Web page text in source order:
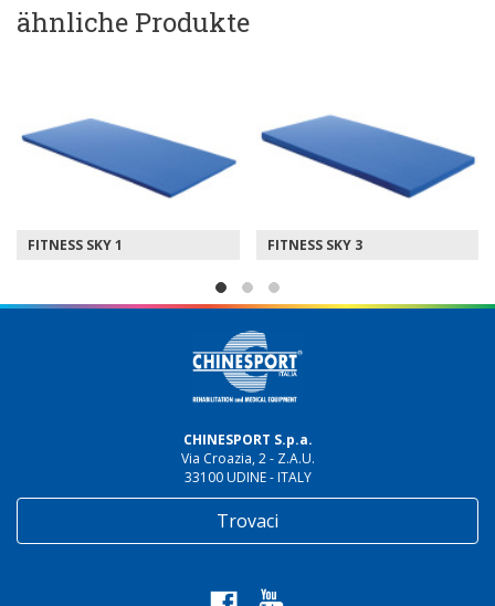
ähnliche Produkte
FITNESS SKY 1 FITNESS SKY 3
CHINESPORT S.p.a.
Via Croazia, 2 - Z.A.U.
33100 UDINE - ITALY
Trovaci